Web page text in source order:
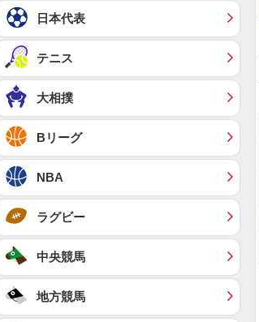
日本代表
テニス
大相撲
Bリーグ
NBA
ラグビー
中央競馬
地方競馬